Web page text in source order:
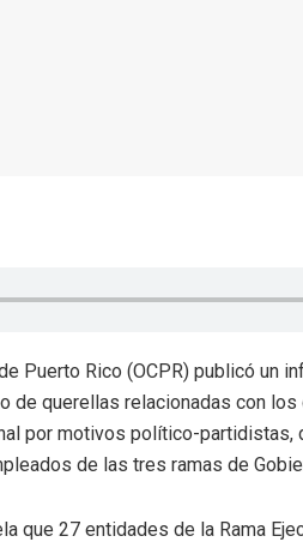
Puerto Rico (OCPR) publicó
de querellas relacionadas con
por motivos político-partidistas,
de las tres ramas de
que 27 entidades de la Rama